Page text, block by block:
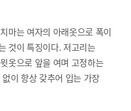
마는 여자의 아래옷으로 폭이
것이 특징이다. 저고리는
옷으로 앞을 여며 고정하는
이 항상 갖추어 입는 가장